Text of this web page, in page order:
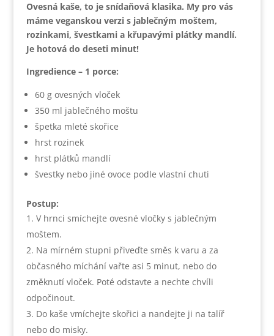
Ovesná kaše, to je snídaňová klasika. My pro vás
máme veganskou verzi s jablečným moštem,
rozinkami, švestkami a křupavými plátky mandlí.
Je hotová do deseti minut!
Ingredience – 1 porce:
60 g ovesných vloček
350 ml jablečného moštu
špetka mleté skořice
hrst rozinek
hrst plátků mandlí
švestky nebo jiné ovoce podle vlastní chuti
Postup:
V hrnci smíchejte ovesné vločky s jablečným
moštem.
Na mírném stupni přiveďte směs k varu a za
občasného míchání vařte asi 5 minut, nebo do
změknutí vloček. Poté odstavte a nechte chvíli
odpočinout.
Do kaše vmíchejte skořici a nandejte ji na talíř
nebo do misky.